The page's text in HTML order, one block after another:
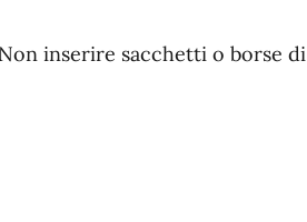
inserire sacchetti o borse di